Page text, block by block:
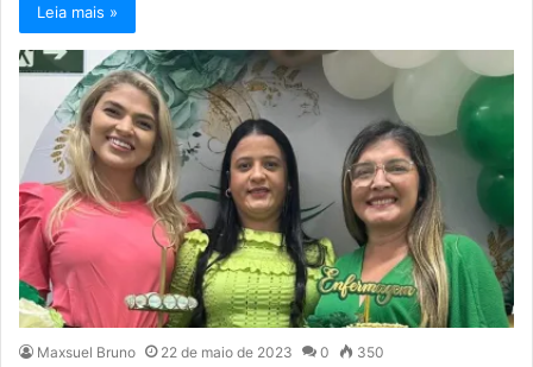
Leia mais »
Maxsuel Bruno 22 de maio de 2023 0 350